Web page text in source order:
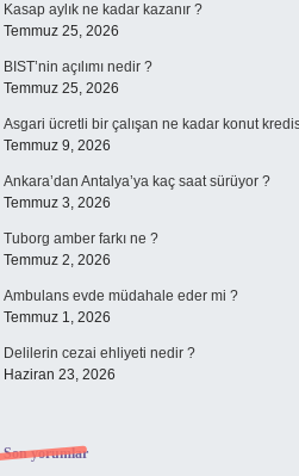
Kasap aylık ne kadar kazanır ?
Temmuz 25, 2026
BIST’nin açılımı nedir ?
Temmuz 25, 2026
Asgari ücretli bir çalışan ne kadar konut
Temmuz 9, 2026
Ankara’dan Antalya’ya kaç saat sürüyor ?
Temmuz 3, 2026
Tuborg amber farkı ne ?
Temmuz 2, 2026
Ambulans evde müdahale eder mi ?
Temmuz 1, 2026
Delilerin cezai ehliyeti nedir ?
Haziran 23, 2026
Son yorumlar